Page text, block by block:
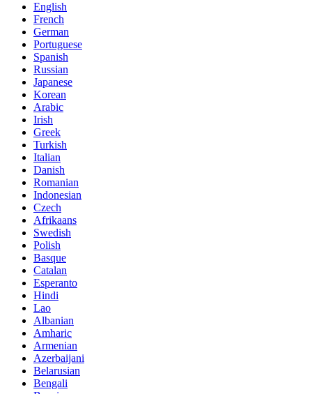
English
French
German
Portuguese
Spanish
Russian
Japanese
Korean
Arabic
Irish
Greek
Turkish
Italian
Danish
Romanian
Indonesian
Czech
Afrikaans
Swedish
Polish
Basque
Catalan
Esperanto
Hindi
Lao
Albanian
Amharic
Armenian
Azerbaijani
Belarusian
Bengali